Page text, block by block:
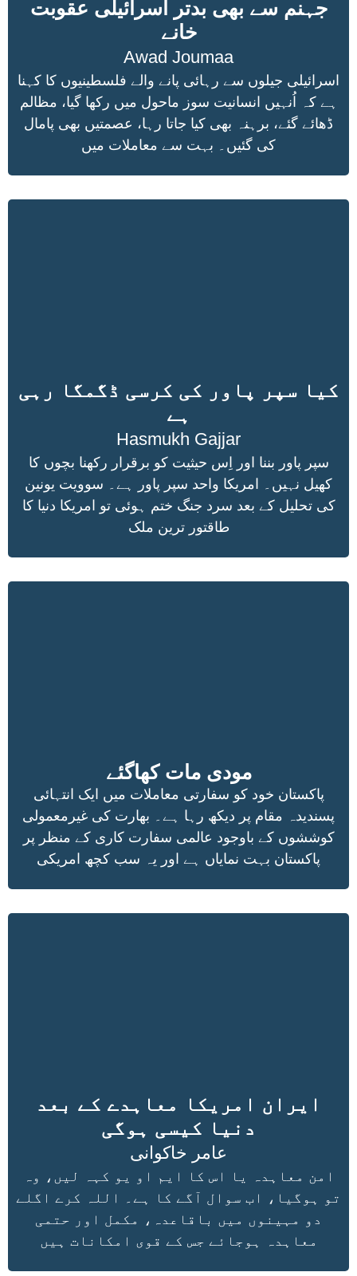
جہنم سے بھی بدتر اسرائیلی عقوبت
خانے
Awad Joumaa
اسرائیلی جیلوں سے رہائی پانے والے فلسطینیوں کا کہنا
ہے کہ اُنہیں انسانیت سوز ماحول میں رکھا گیا، مظالم
ڈھائے گئے، برہنہ بھی کیا جاتا رہا، عصمتیں بھی پامال
کی گئیں۔ بہت سے معاملات میں
کیا سپر پاور کی کرسی ڈگمگا رہی
ہے
Hasmukh Gajjar
سپر پاور بننا اور اِس حیثیت کو برقرار رکھنا بچوں کا
کھیل نہیں۔ امریکا واحد سپر پاور ہے۔ سوویت یونین
کی تحلیل کے بعد سرد جنگ ختم ہوئی تو امریکا دنیا کا
طاقتور ترین ملک
مودی مات کھاگئے
پاکستان خود کو سفارتی معاملات میں ایک انتہائی
پسندیدہ مقام پر دیکھ رہا ہے۔ بھارت کی غیرمعمولی
کوششوں کے باوجود عالمی سفارت کاری کے منظر پر
پاکستان بہت نمایاں ہے اور یہ سب کچھ امریکی
ایران امریکا معاہدے کے بعد
دنیا کیسی ہوگی
عامر خاکوانی
امن معاہدہ یا اس کا ایم او یو کہہ لیں، وہ
تو ہوگیا، اب سوال آگے کا ہے۔ اللہ کرے اگلے
دو مہینوں میں باقاعدہ، مکمل اور حتمی
معاہدہ ہوجائے جس کے قوی امکانات ہیں